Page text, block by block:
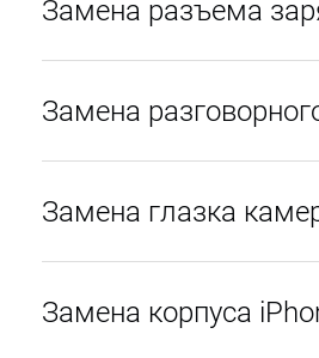
Замена разъема
Замена
Замена глазка
Замена корпуса